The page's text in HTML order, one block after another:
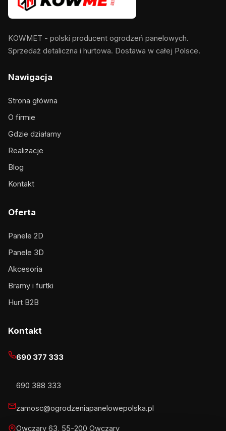
KOWMET - polski producent ogrodzeń panelowych.
Sprzedaż detaliczna i hurtowa. Dostawa w całej Polsce.
Nawigacja
Strona główna
O firmie
Gdzie działamy
Realizacje
Blog
Kontakt
Oferta
Panele 2D
Panele 3D
Akcesoria
Bramy i furtki
Hurt B2B
Kontakt
690 377 333
690 388 333
zamosc@ogrodzeniapanelowepolska.pl
Owczary 63, 55-200 Owczary